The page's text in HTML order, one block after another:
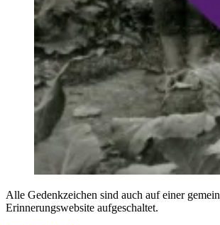
Alle Gedenkzeichen sind auch auf einer
Erinnerungswebsite aufgeschaltet.